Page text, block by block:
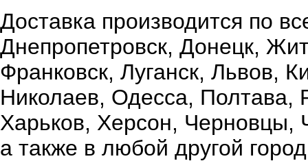
Доставка производится по
Днепропетровск, Донецк,
Франковск, Луганск, Львов,
Николаев, Одесса,
Харьков, Херсон, Черновцы,
а также в любой другой